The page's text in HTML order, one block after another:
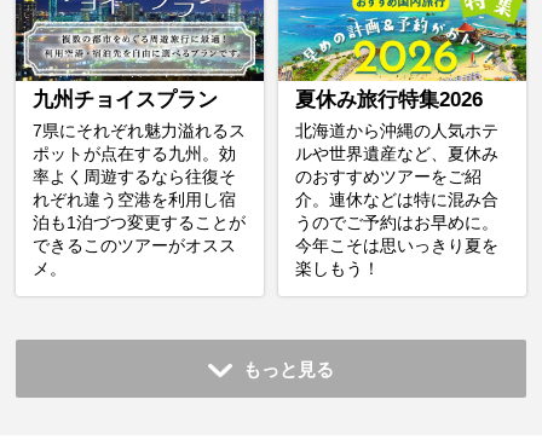
九州チョイスプラン
7県にそれぞれ魅力溢れるス
ポットが点在する九州。効
率よく周遊するなら往復そ
れぞれ違う空港を利用し宿
泊も1泊づつ変更することが
できるこのツアーがオスス
メ。
夏休み旅行特集2026
北海道から沖縄の人気ホテ
ルや世界遺産など、夏休み
のおすすめツアーをご紹
介。連休などは特に混み合
うのでご予約はお早めに。
今年こそは思いっきり夏を
楽しもう！
もっと見る